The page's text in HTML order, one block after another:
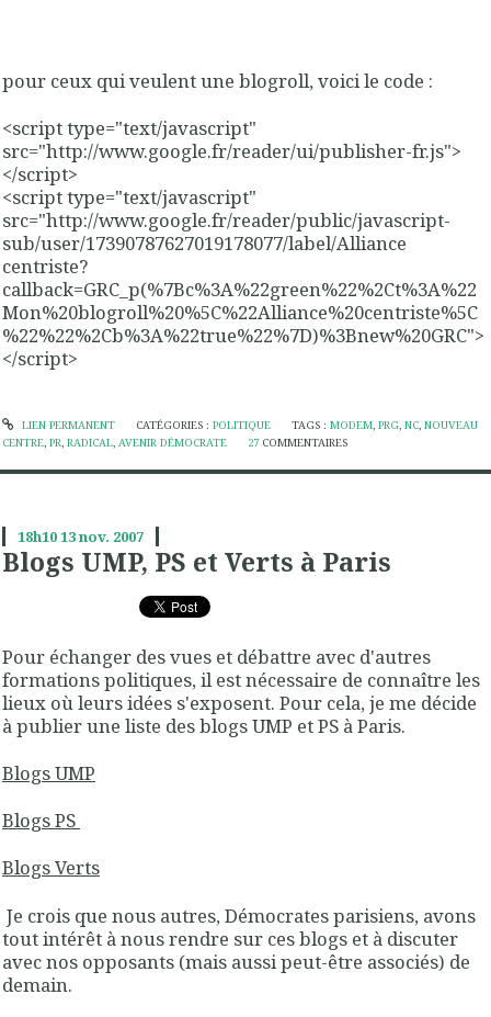
pour ceux qui veulent une blogroll, voici le code :
<script type="text/javascript"
src="http://www.google.fr/reader/ui/publisher-fr.js">
</script>
<script type="text/javascript"
src="http://www.google.fr/reader/public/javascript-
sub/user/17390787627019178077/label/Alliance
centriste?
callback=GRC_p(%7Bc%3A%22green%22%2Ct%3A%22
Mon%20blogroll%20%5C%22Alliance%20centriste%5C
%22%22%2Cb%3A%22true%22%7D)%3Bnew%20GRC">
</script>
LIEN PERMANENT CATÉGORIES : POLITIQUE TAGS :MODEM,PRG,NC,NOUVEAU
CENTRE, PR, RADICAL, AVENIR DÉMOCRATE 27 COMMENTAIRES
18h1013nov. 2007
Blogs UMP, PS et Verts à Paris
Pour échanger des vues et débattre avec d'autres
formations politiques, il est nécessaire de connaître les
lieux où leurs idées s'exposent. Pour cela, je me décide
à publier une liste des blogs UMP et PS à Paris.
Blogs UMP
Blogs PS
Blogs Verts
Je crois que nous autres, Démocrates parisiens, avons
tout intérêt à nous rendre sur ces blogs et à discuter
avec nos opposants (mais aussi peut-être associés) de
demain.